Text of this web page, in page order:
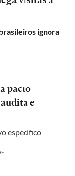
ignora
pacto
e
específico